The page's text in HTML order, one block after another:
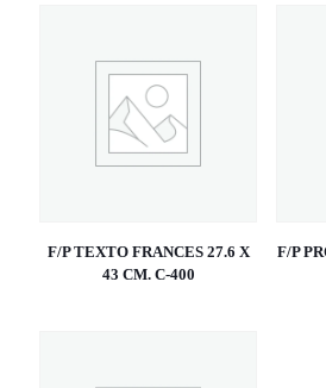
F/P TEXTO FRANCES 27.6 X
43 CM. C-400
F/P